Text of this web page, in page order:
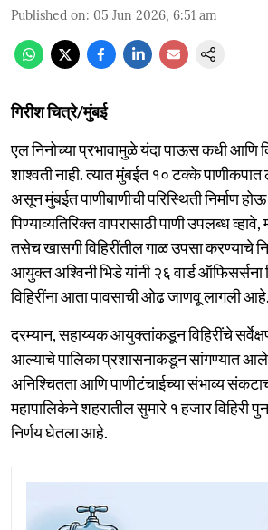
Published on: 05 Jun 2026, 6:51 am
गिरीश चित्रे/मुंबई
एल निनोच्या प्रभावामुळे यंदा पाऊस कधी आणि
शाश्वती नाही. त्यात मुंबईत १० टक्के
असून मुंबईत पाणीबाणीची परिस्थिती निर्माण
पिण्याव्यतिरिक्त वापरासाठी पाणी उपलब्ध
तसेच खासगी विहिरींतील गाळ उपसा करण्याचे
आयुक्त अश्विनी भिडे यांनी २६ वार्ड
विहिरींना आता पावसाची ओढ जाणवू लागली आहे.
दरम्यान, सहाय्यक आयुक्तांकडून विहिरींचे
आल्याचे पालिका प्रशासनाकडून सांगण्यात
अनिश्चितता आणि पाणीटंचाईच्या संभाव्य
महापालिकेने शहरातील सुमारे १ हजार विहिरी
निर्णय घेतला आहे.